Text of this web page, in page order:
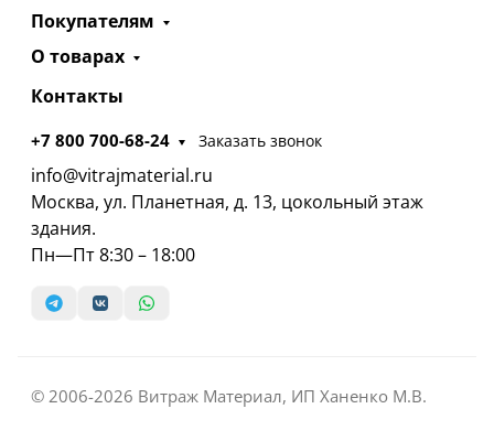
Покупателям
О товарах
Контакты
+7 800 700-68-24 Заказать звонок
info@vitrajmaterial.ru
Москва, ул. Планетная, д. 13, цокольный этаж
здания.
Пн—Пт 8:30 – 18:00
© 2006-2026 Витраж Материал, ИП Ханенко М.В.